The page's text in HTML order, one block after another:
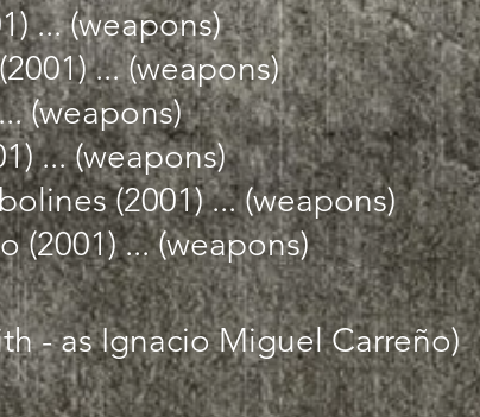
... (weapons)
... (weapons)
(weapons)
... (weapons)
(2001) ... (weapons)
(2001) ... (weapons)
- as Ignacio Miguel Carreño)